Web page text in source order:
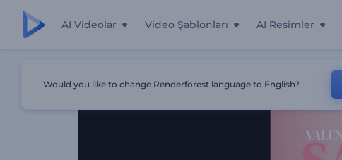
AI Videolar Video Şablonları AI Resimler
Would you like to change Renderforest language to English?